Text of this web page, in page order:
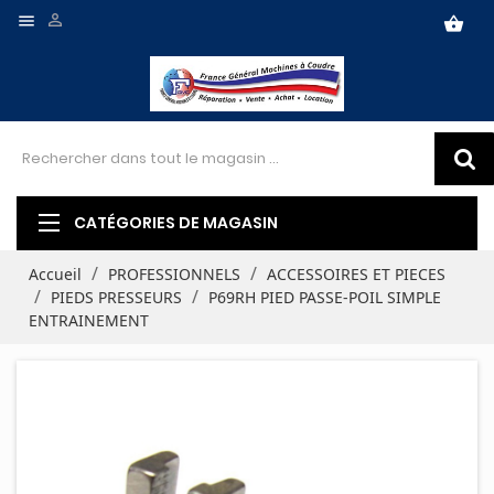
 shopping_basket

CATÉGORIES DE MAGASIN
Accueil PROFESSIONNELS
ACCESSOIRES ET PIECES
PIEDS PRESSEURS
P69RH PIED PASSE-POIL SIMPLE
ENTRAINEMENT